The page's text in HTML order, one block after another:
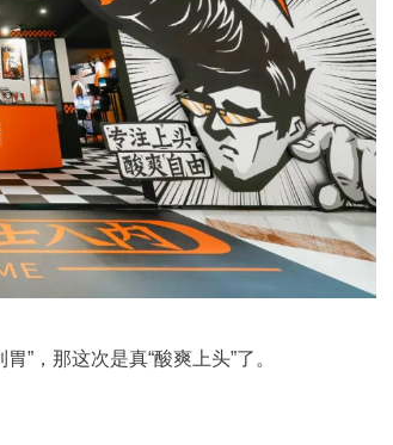
”，那这次是真“酸爽上头”了。